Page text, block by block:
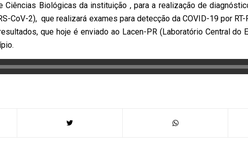
Ciências Biológicas da instituição , para a realização de
CoV-2), que realizará exames para detecção da COVID-19 por
que hoje é enviado ao Lacen-PR (Laboratório Central do